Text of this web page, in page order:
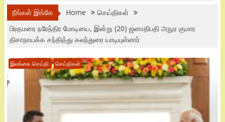
நீங்கள் இங்கே Home
செய்திகள்
பிரதமரை நரேந்திர மோடியை, இன்று (20) ஜனாதிபதி அநுர குமார
திசாநாயக்க சந்தித்து கலந்துரை யாடியுள்ளார்
இலங்கை செய்தி. செய்திகள்